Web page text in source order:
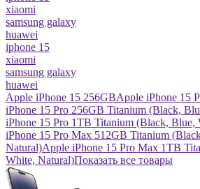
xiaomi
samsung galaxy
huawei
iphone 15
xiaomi
samsung galaxy
huawei
Apple iPhone 15 256GBApple iPhone 15
iPhone 15 Pro 256GB Titanium (Black,
iPhone 15 Pro 1TB Titanium (Black, Blue,
iPhone 15 Pro Max 512GB Titanium
Natural)Apple iPhone 15 Pro Max 1TB
White, Natural)Показать все товары